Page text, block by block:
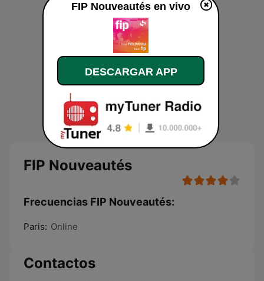
FIP Nouveautés
Frecuencias FIP Nouveautés:
Paris: Online
Contactos
FIP Nouveautés en vivo
DESCARGAR APP